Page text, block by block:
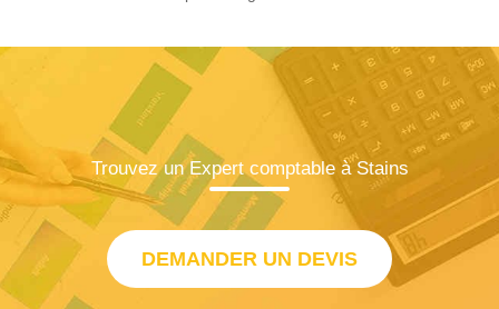
Trouvez un Expert comptable à Stains
DEMANDER UN DEVIS